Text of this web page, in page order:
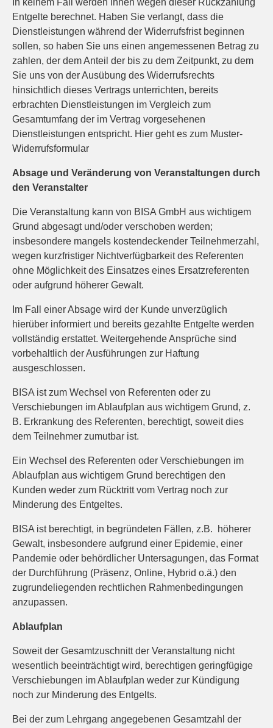
In keinem Fall werden Ihnen wegen dieser Rückzahlung
Entgelte berechnet. Haben Sie verlangt, dass die
Dienstleistungen während der Widerrufsfrist beginnen
sollen, so haben Sie uns einen angemessenen Betrag zu
zahlen, der dem Anteil der bis zu dem Zeitpunkt, zu dem
Sie uns von der Ausübung des Widerrufsrechts
hinsichtlich dieses Vertrags unterrichten, bereits
erbrachten Dienstleistungen im Vergleich zum
Gesamtumfang der im Vertrag vorgesehenen
Dienstleistungen entspricht. Hier geht es zum Muster-
Widerrufsformular
Absage und Veränderung von Veranstaltungen durch
den Veranstalter
Die Veranstaltung kann von BISA GmbH aus wichtigem
Grund abgesagt und/oder verschoben werden;
insbesondere mangels kostendeckender Teilnehmerzahl,
wegen kurzfristiger Nichtverfügbarkeit des Referenten
ohne Möglichkeit des Einsatzes eines Ersatzreferenten
oder aufgrund höherer Gewalt.
Im Fall einer Absage wird der Kunde unverzüglich
hierüber informiert und bereits gezahlte Entgelte werden
vollständig erstattet. Weitergehende Ansprüche sind
vorbehaltlich der Ausführungen zur Haftung
ausgeschlossen.
BISA ist zum Wechsel von Referenten oder zu
Verschiebungen im Ablaufplan aus wichtigem Grund, z.
B. Erkrankung des Referenten, berechtigt, soweit dies
dem Teilnehmer zumutbar ist.
Ein Wechsel des Referenten oder Verschiebungen im
Ablaufplan aus wichtigem Grund berechtigen den
Kunden weder zum Rücktritt vom Vertrag noch zur
Minderung des Entgeltes.
BISA ist berechtigt, in begründeten Fällen, z.B. höherer
Gewalt, insbesondere aufgrund einer Epidemie, einer
Pandemie oder behördlicher Untersagungen, das Format
der Durchführung (Präsenz, Online, Hybrid o.ä.) den
zugrundeliegenden rechtlichen Rahmenbedingungen
anzupassen.
Ablaufplan
Soweit der Gesamtzuschnitt der Veranstaltung nicht
wesentlich beeinträchtigt wird, berechtigen geringfügige
Verschiebungen im Ablaufplan weder zur Kündigung
noch zur Minderung des Entgelts.
Bei der zum Lehrgang angegebenen Gesamtzahl der